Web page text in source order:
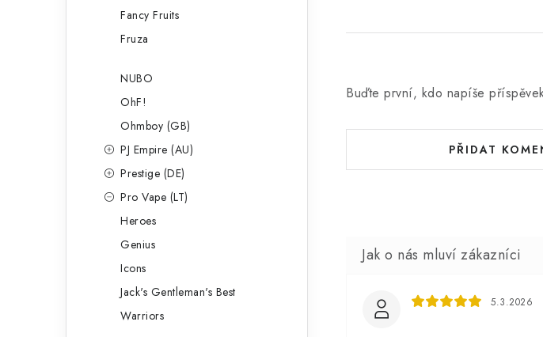
Fancy Fruits
Fruza
NUBO
OhF!
Ohmboy (GB)
PJ Empire (AU)
Prestige (DE)
Pro Vape (LT)
Heroes
Genius
Icons
Jack's Gentleman's Best
Warriors
Buďte první, kdo napíše
PŘIDAT
5.3.2026